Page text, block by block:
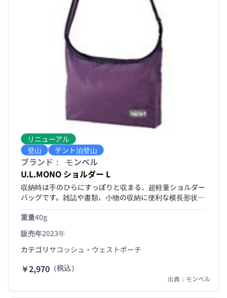
リニューアル
登山
テント泊登山
ブランド：
モンベル
U.L.MONO ショルダー L
収納時は手のひらにすっぽりと収まる、超軽量ショルダー
バッグです。雑誌や書類、小物の収納に便利な横長形状で
す。開口部にはジッパー付き。テープの長さは調節可能
で、余りは本体に収納できます。A4サイズに対応していま
す。
重量40g
販売年2023年
カテゴリサコッシュ・ウェストポーチ
￥2,970 （税込）
出典：モンベル